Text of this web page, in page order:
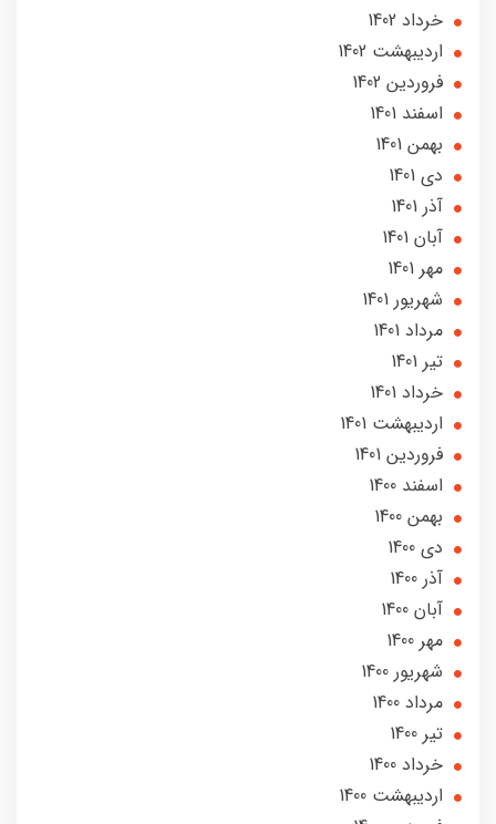
خرداد 1402
ارديبهشت 1402
فروردین 1402
اسفند 1401
بهمن 1401
دی 1401
آذر 1401
آبان 1401
مهر 1401
شهریور 1401
مرداد 1401
تير 1401
خرداد 1401
ارديبهشت 1401
فروردین 1401
اسفند 1400
بهمن 1400
دی 1400
آذر 1400
آبان 1400
مهر 1400
شهریور 1400
مرداد 1400
تير 1400
خرداد 1400
ارديبهشت 1400